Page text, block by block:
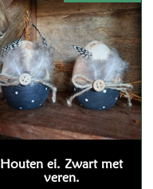
Houten ei. Zwart met
veren.